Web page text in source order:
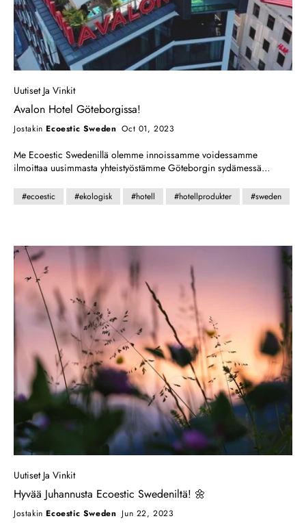
Uutiset Ja Vinkit
Avalon Hotel Göteborgissa!
JostakinEcoestic Sweden Oct 01, 2023
Me Ecoestic Swedenillä olemme innoissamme voidessamme
ilmoittaa uusimmasta yhteistyöstämme Göteborgin sydämessä
lähemmäksi kestävää tulevaisuutta tarjoamalla orgaanisia hiusten- ja
ihonhoitotuotteitamme hotellin vieraille. Avalon Hotel on enemmän
hotelli tarjoaa ainutlaatuisen kokemuksen, jossa arkkitehtuurilla,
sisustuksella, valolla, tuoksulla ja äänellä on tärkeä rooli. Avalon on
myös fengshui-sertifioitu hotelli, joka takaa harmonian ja tasapainon
vierailusi aikana. Yhteistyömme Avalon Hotellin kanssa tuntuu
täydelliseltä yhdistelmältä. Jaamme yhteisen vision kestävyydestä ja
laadusta, ja yhdessä pyrimme tekemään jokaisen vieraan vierailusta
ikimuistoisen. Olitpa sitten Göteborgissa ostosten, kulttuurin, viihteen
tai yöelämän parissa, voit nyt nauttia tuotteistamme Avalon Hotellissa
oleskelusi aikana. Olemme ylpeitä voidessamme olla osa Avalon
Hotelsin matkaa ja odotamme innolla kestävän kauneuden ja
hyvinvoinnin sanoman levittämistä. Tämän kumppanuuden ansiosta
voimme tavoittaa enemmän ihmisiä ja vaikuttaa myönteisesti
planeettaamme. Kiitos, että tuet Ecoestic Swedeniä ja visiotamme
vihreämmästä tulevaisuudesta. Toivomme, että koet tuotteidemme ilon
seuraavalla vierailullasi Avalon Hotellissa Göteborgissa!
#ecoestic #ekologisk #hotell #hotellprodukter #sweden
Uutiset Ja Vinkit
Hyvää Juhannusta Ecoestic Swedeniltä! 🌼
JostakinEcoestic Sweden Jun 22, 2023